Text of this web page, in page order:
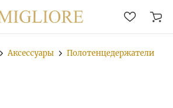
Аксессуары Полотенцедержатели